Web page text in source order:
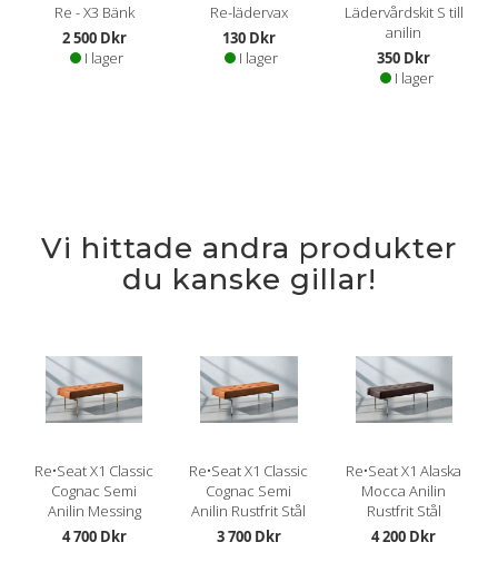
Re - X3 Bänk
2 500 Dkr
I lager
Re-lädervax
130 Dkr
I lager
Lädervårdskit S till
anilin
350 Dkr
I lager
Vi hittade andra produkter
du kanske gillar!
Re•Seat X1 Classic
Cognac Semi
Anilin Messing
4 700 Dkr
Re•Seat X1 Classic
Cognac Semi
Anilin Rustfrit Stål
3 700 Dkr
Re•Seat X1 Alaska
Mocca Anilin
Rustfrit Stål
4 200 Dkr